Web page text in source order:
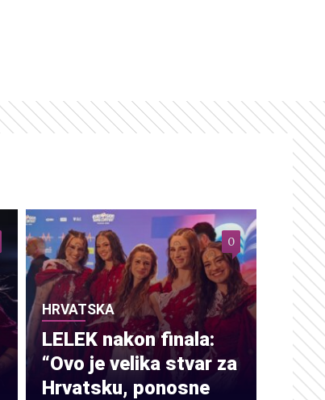
HRVATSKA
LELEK nakon finala:
“Ovo je velika stvar za
Hrvatsku, ponosne
0